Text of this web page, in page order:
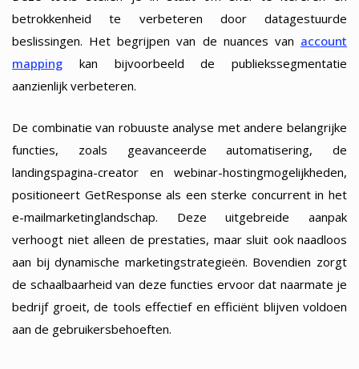
betrokkenheid te verbeteren door datagestuurde
beslissingen. Het begrijpen van de nuances van account
mapping kan bijvoorbeeld de publiekssegmentatie
aanzienlijk verbeteren.
De combinatie van robuuste analyse met andere belangrijke
functies, zoals geavanceerde automatisering, de
landingspagina-creator en webinar-hostingmogelijkheden,
positioneert GetResponse als een sterke concurrent in het
e-mailmarketinglandschap. Deze uitgebreide aanpak
verhoogt niet alleen de prestaties, maar sluit ook naadloos
aan bij dynamische marketingstrategieën. Bovendien zorgt
de schaalbaarheid van deze functies ervoor dat naarmate je
bedrijf groeit, de tools effectief en efficiënt blijven voldoen
aan de gebruikersbehoeften.